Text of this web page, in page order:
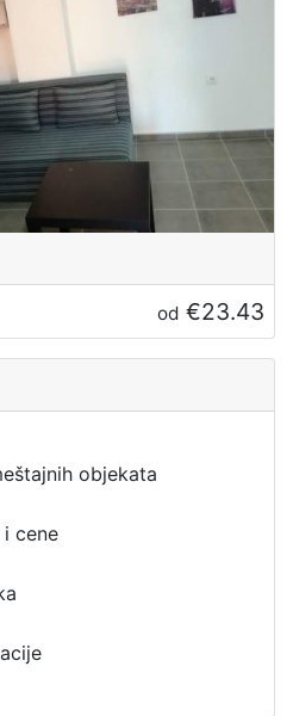
od €23.43
objekata
cene